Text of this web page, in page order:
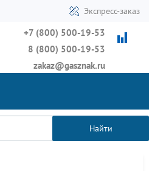
Экспресс-заказ
+7 (800) 500-19-53
8 (800) 500-19-53
zakaz@gasznak.ru
Найти